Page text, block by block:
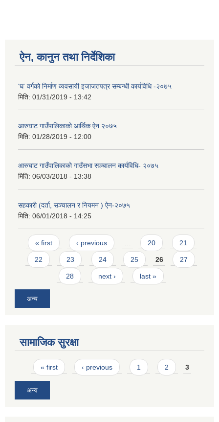
ऐन, कानुन तथा निर्देशिका
'घ' वर्गको निर्माण व्यवसायी इजाजतपत्र सम्बन्धी कार्यविधि -२०७५
मिति: 01/31/2019 - 13:42
आरुघाट गाउँपालिकाको आर्थिक ऐन २०७५
मिति: 01/28/2019 - 12:00
आरुघाट गाउँपालिकाको गाउँसभा सञ्चालन कार्यविधि- २०७५
मिति: 06/03/2018 - 13:38
सहकारी (दर्ता, सञ्चालन र नियमन ) ऐन-२०७५
मिति: 06/01/2018 - 14:25
Pages
« first ‹ previous 20 21
22 23 24 25 26 27
28 next › last »
अन्य
सामाजिक सुरक्षा
Pages
« first ‹ previous 1 2 3
अन्य